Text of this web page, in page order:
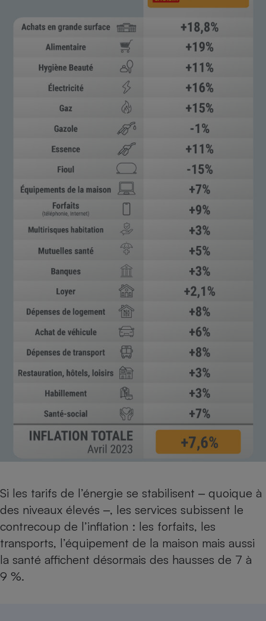
Si les tarifs de l’énergie se stabilisent ‒ quoique à
des niveaux élevés ‒, les services subissent le
contrecoup de l’inflation : les forfaits, les
transports, l’équipement de la maison mais aussi
la santé affichent désormais des hausses de 7 à
9 %.